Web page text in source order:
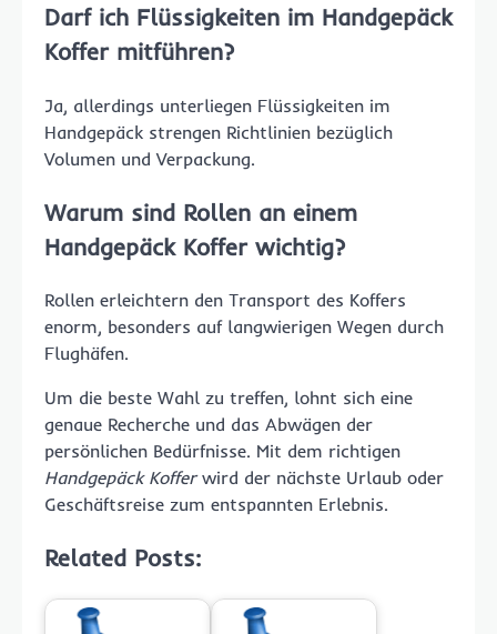
Darf ich Flüssigkeiten im Handgepäck
Koffer mitführen?
Ja, allerdings unterliegen Flüssigkeiten im
Handgepäck strengen Richtlinien bezüglich
Volumen und Verpackung.
Warum sind Rollen an einem
Handgepäck Koffer wichtig?
Rollen erleichtern den Transport des Koffers
enorm, besonders auf langwierigen Wegen durch
Flughäfen.
Um die beste Wahl zu treffen, lohnt sich eine
genaue Recherche und das Abwägen der
persönlichen Bedürfnisse. Mit dem richtigen
Handgepäck Kofferwird der nächste Urlaub oder
Geschäftsreise zum entspannten Erlebnis.
Related Posts: